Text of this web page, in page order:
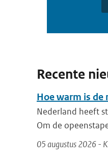
Recente
Hoe warm is de
Nederland heeft
Om de
05 augustus 2026 -